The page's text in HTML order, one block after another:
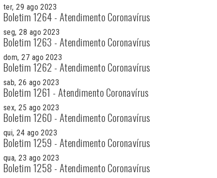
ter, 29 ago 2023
Boletim 1264 - Atendimento Coronavírus
seg, 28 ago 2023
Boletim 1263 - Atendimento Coronavírus
dom, 27 ago 2023
Boletim 1262 - Atendimento Coronavírus
sab, 26 ago 2023
Boletim 1261 - Atendimento Coronavírus
sex, 25 ago 2023
Boletim 1260 - Atendimento Coronavírus
qui, 24 ago 2023
Boletim 1259 - Atendimento Coronavírus
qua, 23 ago 2023
Boletim 1258 - Atendimento Coronavírus